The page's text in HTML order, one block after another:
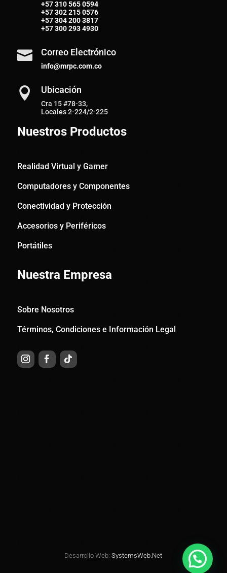
+57310 565 0594
+57302 215 0576
+57304 200 3817
+57300 293 4930
 Correo Electrónico
info@mrpc.com.co
 Ubicación
Cra 15 #78-33,
Locales 2-224/2-225
Nuestros Productos
Realidad Virtual y Gamer
Computadores y Componentes
Conectividad y Protección
Accesorios y Periféricos
Portátiles
Nuestra Empresa
Sobre Nosotros
Términos, Condiciones e Información Legal
Desarrollo Web: SystemsWeb.Net